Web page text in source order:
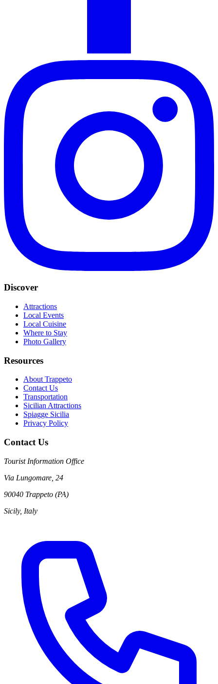
Discover
Attractions
Local Events
Local Cuisine
Where to Stay
Photo Gallery
Resources
About Trappeto
Contact Us
Transportation
Sicilian Attractions
Spiagge Sicilia
Privacy Policy
Contact Us
Tourist Information Office
Via Lungomare, 24
90040 Trappeto (PA)
Sicily, Italy